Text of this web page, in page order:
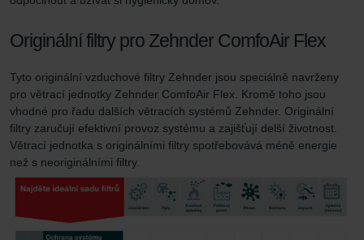
Originální filtry pro Zehnder ComfoAir Flex
Tyto originální vzduchové filtry Zehnder jsou speciálně navrženy
pro větrací jednotky Zehnder ComfoAir Flex. Kromě toho jsou
vhodné pro řadu dalších větracích systémů Zehnder. Originální
filtry zaručují efektivní provoz systému a zajišťují delší životnost.
Větrací jednotka s originálními filtry spotřebovává méně energie
než s neoriginálními filtry.